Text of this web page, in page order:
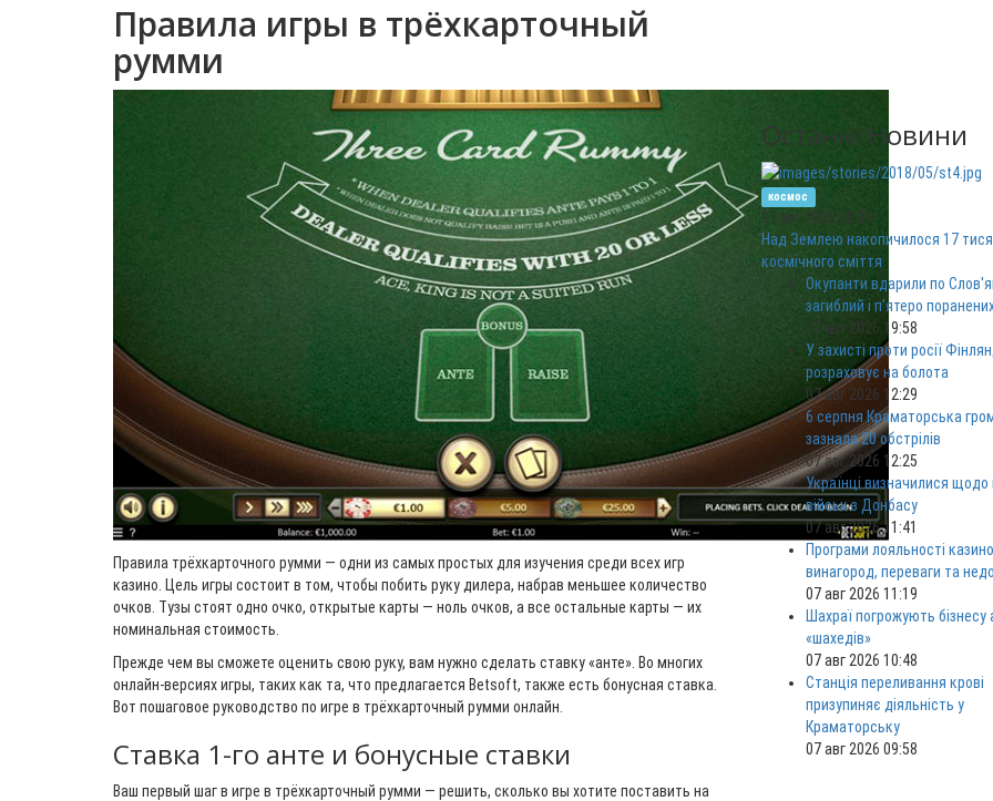
Правила игры в трёхкарточный
румми
Правила трёхкарточного румми — одни из самых простых для изучения среди всех игр
казино. Цель игры состоит в том, чтобы побить руку дилера, набрав меньшее количество
очков. Тузы стоят одно очко, открытые карты — ноль очков, а все остальные карты — их
номинальная стоимость.
Прежде чем вы сможете оценить свою руку, вам нужно сделать ставку «анте». Во многих
онлайн-версиях игры, таких как та, что предлагается Betsoft, также есть бонусная ставка.
Вот пошаговое руководство по игре в трёхкарточный румми онлайн.
Ставка 1-го анте и бонусные ставки
Ваш первый шаг в игре в трёхкарточный румми — решить, сколько вы хотите поставить на
Останні Новини
космос
07 авг 2026 20:24
Над Землею накопичилося 17
космічного сміття
Окупанти вдарили по
загиблий і п'ятеро
07 авг 2026 19:58
У захисті проти росії
розраховує на болота
07 авг 2026 12:29
6 серпня Краматорська
зазнала 20 обстрілів
07 авг 2026 12:25
Українці визначилися щодо
військ з Донбасу
07 авг 2026 11:41
Програми лояльності
винагород, переваги та
07 авг 2026 11:19
Шахраї погрожують бізнесу
«шахедів»
07 авг 2026 10:48
Станція переливання крові
призупиняє діяльність у
Краматорську
07 авг 2026 09:58